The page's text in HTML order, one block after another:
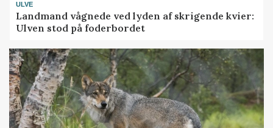
ULVE
Landmand vågnede ved lyden af skrigende kvier:
Ulven stod på foderbordet